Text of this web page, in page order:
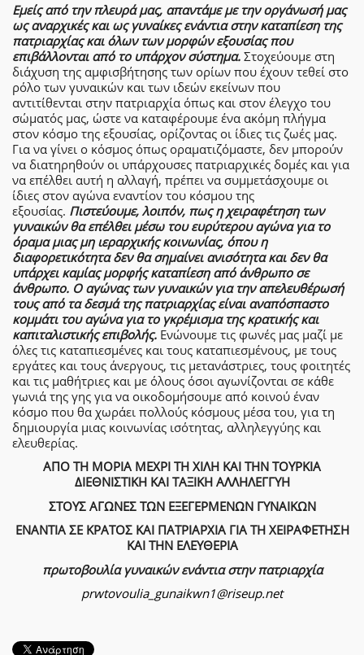
Εμείς από την πλευρά μας, απαντάμε με την οργάνωσή μας
ως αναρχικές και ως γυναίκες ενάντια στην καταπίεση της
πατριαρχίας και όλων των μορφών εξουσίας που
επιβάλλονται από το υπάρχον σύστημα. Στοχεύουμε στη
διάχυση της αμφισβήτησης των ορίων που έχουν τεθεί στο
ρόλο των γυναικών και των ιδεών εκείνων που
αντιτίθενται στην πατριαρχία όπως και στον έλεγχο του
σώματός μας, ώστε να καταφέρουμε ένα ακόμη πλήγμα
στον κόσμο της εξουσίας, ορίζοντας οι ίδιες τις ζωές μας.
Για να γίνει ο κόσμος όπως οραματιζόμαστε, δεν μπορούν
να διατηρηθούν οι υπάρχουσες πατριαρχικές δομές και για
να επέλθει αυτή η αλλαγή, πρέπει να συμμετάσχουμε οι
ίδιες στον αγώνα εναντίον του κόσμου της
εξουσίας. Πιστεύουμε, λοιπόν, πως η χειραφέτηση των
γυναικών θα επέλθει μέσω του ευρύτερου αγώνα για το
όραμα μιας μη ιεραρχικής κοινωνίας, όπου η
διαφορετικότητα δεν θα σημαίνει ανισότητα και δεν θα
υπάρχει καμίας μορφής καταπίεση από άνθρωπο σε
άνθρωπο. Ο αγώνας των γυναικών για την απελευθέρωσή
τους από τα δεσμά της πατριαρχίας είναι αναπόσπαστο
κοµµάτι του αγώνα για το γκρέμισμα της κρατικής και
καπιταλιστικής επιβολής. Ενώνουμε τις φωνές μας μαζί με
όλες τις καταπιεσμένες και τους καταπιεσμένους, με τους
εργάτες και τους άνεργους, τις μετανάστριες, τους φοιτητές
και τις μαθήτριες και με όλους όσοι αγωνίζονται σε κάθε
γωνιά της γης για να οικοδομήσουμε από κοινού έναν
κόσμο που θα χωράει πολλούς κόσμους μέσα του, για τη
δημιουργία μιας κοινωνίας ισότητας, αλληλεγγύης και
ελευθερίας.
ΑΠΟ ΤΗ ΜΟΡΙΑ ΜΕΧΡΙ ΤΗ ΧΙΛΗ ΚΑΙ ΤΗΝ ΤΟΥΡΚΙΑ
ΔΙΕΘΝΙΣΤΙΚΗ ΚΑΙ ΤΑΞΙΚΗ ΑΛΛΗΛΕΓΓΥΗ
ΣΤΟΥΣ ΑΓΩΝΕΣ ΤΩΝ ΕΞΕΓΕΡΜΕΝΩΝ ΓΥΝΑΙΚΩΝ
ΕΝΑΝΤΙΑ ΣΕ ΚΡΑΤΟΣ ΚΑΙ ΠΑΤΡΙΑΡΧΙΑ ΓΙΑ ΤΗ ΧΕΙΡΑΦΕΤΗΣΗ
ΚΑΙ ΤΗΝ ΕΛΕΥΘΕΡΙΑ
πρωτοβουλία γυναικών ενάντια στην πατριαρχία
prwtovoulia_gunaikwn1@riseup.net